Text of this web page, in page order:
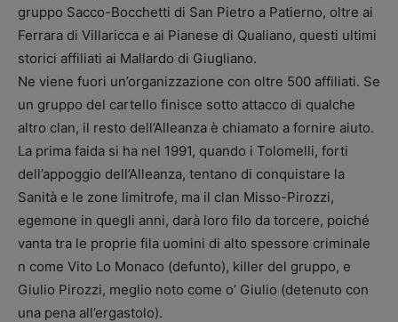
gruppo Sacco-Bocchetti di San Pietro a Patierno, oltre ai
Ferrara di Villaricca e ai Pianese di Qualiano, questi ultimi
storici affiliati ai Mallardo di Giugliano.
Ne viene fuori un’organizzazione con oltre 500 affiliati. Se
un gruppo del cartello finisce sotto attacco di qualche
altro clan, il resto dell’Alleanza è chiamato a fornire aiuto.
La prima faida si ha nel 1991, quando i Tolomelli, forti
dell’appoggio dell’Alleanza, tentano di conquistare la
Sanità e le zone limitrofe, ma il clan Misso-Pirozzi,
egemone in quegli anni, darà loro filo da torcere, poiché
vanta tra le proprie fila uomini di alto spessore criminale
n come Vito Lo Monaco (defunto), killer del gruppo, e
Giulio Pirozzi, meglio noto come o’ Giulio (detenuto con
una pena all’ergastolo).